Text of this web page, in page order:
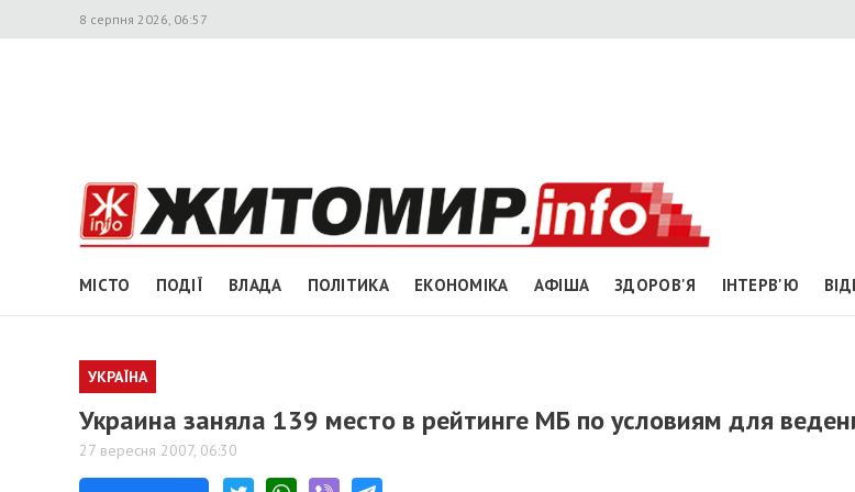
8 серпня 2026, 06:57
МІСТО ПОДІЇ ВЛАДА ПОЛІТИКА ЕКОНОМІКА АФІША ЗДОРОВ'Я ІНТЕРВ'Ю
УКРАЇНА
Украина заняла 139 место в рейтинге МБ по условиям для
27 вересня 2007, 06:30